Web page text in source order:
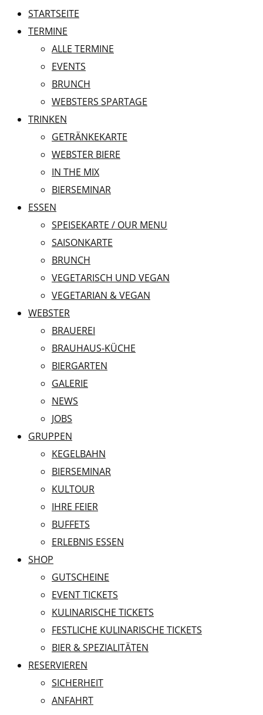
STARTSEITE
TERMINE
ALLE TERMINE
EVENTS
BRUNCH
WEBSTERS SPARTAGE
TRINKEN
GETRÄNKEKARTE
WEBSTER BIERE
IN THE MIX
BIERSEMINAR
ESSEN
SPEISEKARTE / OUR MENU
SAISONKARTE
BRUNCH
VEGETARISCH UND VEGAN
VEGETARIAN & VEGAN
WEBSTER
BRAUEREI
BRAUHAUS-KÜCHE
BIERGARTEN
GALERIE
NEWS
JOBS
GRUPPEN
KEGELBAHN
BIERSEMINAR
KULTOUR
IHRE FEIER
BUFFETS
ERLEBNIS ESSEN
SHOP
GUTSCHEINE
EVENT TICKETS
KULINARISCHE TICKETS
FESTLICHE KULINARISCHE TICKETS
BIER & SPEZIALITÄTEN
RESERVIEREN
SICHERHEIT
ANFAHRT